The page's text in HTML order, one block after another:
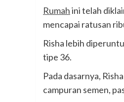
Rumahini telah
mencapai ratusan
Risha lebih
tipe 36.
Pada dasarnya,
campuran semen,